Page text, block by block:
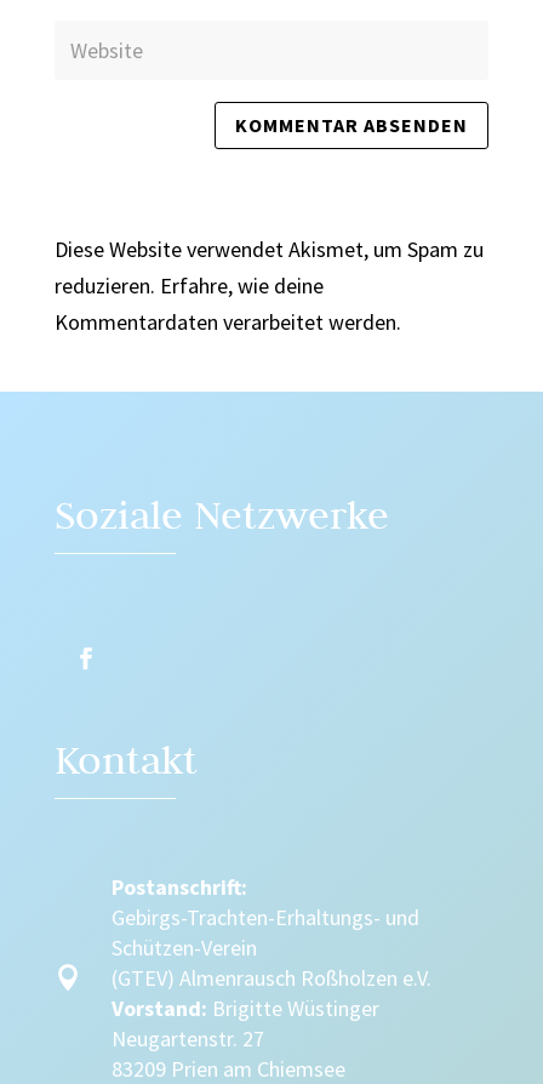
Diese Website verwendet Akismet, um Spam zu
reduzieren. Erfahre, wie deine
Kommentardaten verarbeitet werden.
Soziale Netzwerke
Kontakt

Postanschrift:
Gebirgs-Trachten-Erhaltungs- und
Schützen-Verein
(GTEV) Almenrausch Roßholzen e.V.
Vorstand: Brigitte Wüstinger
Neugartenstr. 27
83209 Prien am Chiemsee